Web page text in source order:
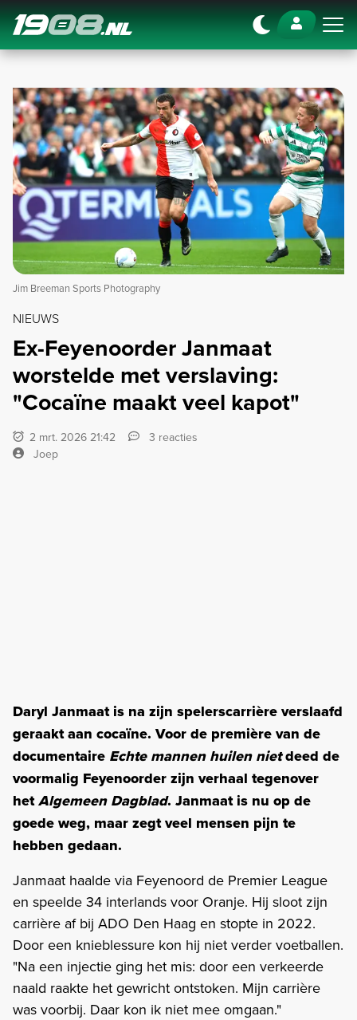
Navigation
Jim Breeman Sports Photography
NIEUWS
Ex-Feyenoorder Janmaat
worstelde met verslaving:
"Cocaïne maakt veel kapot"
2 mrt. 2026 21:42
3 reacties
Joep
Daryl Janmaat is na zijn spelerscarrière verslaafd
geraakt aan cocaïne. Voor de première van de
documentaire Echte mannen huilen nietdeed de
voormalig Feyenoorder zijn verhaal tegenover
hetAlgemeen Dagblad. Janmaat is nu op de
goede weg, maar zegt veel mensen pijn te
hebben gedaan.
Janmaat haalde via Feyenoord de Premier League
en speelde 34 interlands voor Oranje. Hij sloot zijn
carrière af bij ADO Den Haag en stopte in 2022.
Door een knieblessure kon hij niet verder voetballen.
"Na een injectie ging het mis: door een verkeerde
naald raakte het gewricht ontstoken. Mijn carrière
was voorbij. Daar kon ik niet mee omgaan."